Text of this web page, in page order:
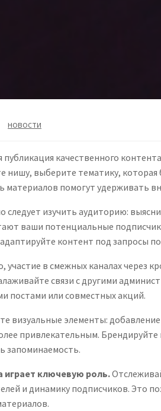
новости
публикация качественного
нишу, выберите тематику, которая
материалов помогут удерживать
следует изучить аудиторию:
ваши потенциальные
контент под запросы
участие в смежных каналах через
связи с другими
постами или совместных акций.
визуальные элементы:
привлекательным.
запоминаемость.
играет ключевую роль.
и динамику подписчиков. Это